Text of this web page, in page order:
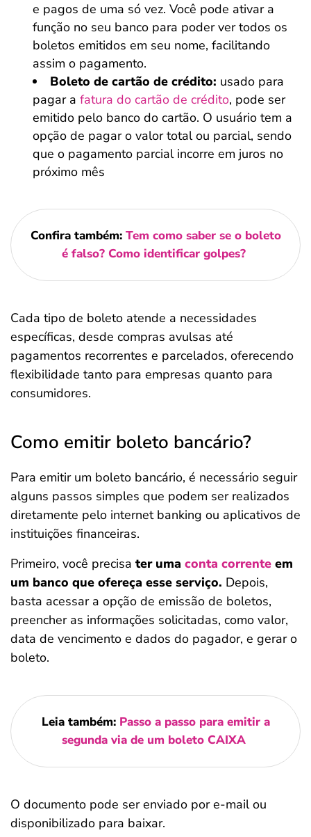
e pagos de uma só vez. Você pode ativar a
função no seu banco para poder ver todos os
boletos emitidos em seu nome, facilitando
assim o pagamento.
Boleto de cartão de crédito: usado para
pagar a fatura do cartão de crédito, pode ser
emitido pelo banco do cartão. O usuário tem a
opção de pagar o valor total ou parcial, sendo
que o pagamento parcial incorre em juros no
próximo mês
Confira também: Tem como saber se o boleto
é falso? Como identificar golpes?
Cada tipo de boleto atende a necessidades
específicas, desde compras avulsas até
pagamentos recorrentes e parcelados, oferecendo
flexibilidade tanto para empresas quanto para
consumidores.
Como emitir boleto bancário?
Para emitir um boleto bancário, é necessário seguir
alguns passos simples que podem ser realizados
diretamente pelo internet banking ou aplicativos de
instituições financeiras.
Primeiro, você precisa ter uma conta corrente em
um banco que ofereça esse serviço. Depois,
basta acessar a opção de emissão de boletos,
preencher as informações solicitadas, como valor,
data de vencimento e dados do pagador, e gerar o
boleto.
Leia também: Passo a passo para emitir a
segunda via de um boleto CAIXA
O documento pode ser enviado por e-mail ou
disponibilizado para baixar.